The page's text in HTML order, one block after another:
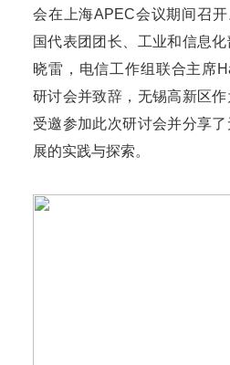
会在上海APEC会议期间召
国代表团团长、工业和信息
晓雷，电信工作组联合主席
研讨会并致辞，无锡高新区
受邀参加此次研讨会并分享
展的实践与探索。